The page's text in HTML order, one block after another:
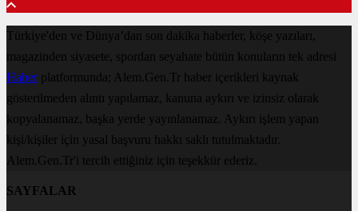
Türkiye'den ve Dünya’dan son dakika haberler, köşe yazıları,
magazinden siyasete, spordan seyahate bütün konuların tek adresi
Haberplatformunda; Alem.Gen.Tr haber içerikleri kaynak
gösterilmeden alıntı yapılamaz, kanuna aykırı ve izinsiz olarak
kopyalanamaz, başka yerde yayınlanamaz. Aykırı işlem yapan
kişi/kişiler için yasal başvuru hakkı saklı tutulmaktadır.
Alem.Gen.Tr'i tercih ettiğiniz için teşekkür ederiz.
SAYFALAR